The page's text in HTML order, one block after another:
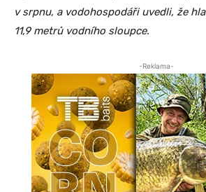
v srpnu, a vodohospodáři uvedli, že
11,9 metrů vodního sloupce.
-Reklama-